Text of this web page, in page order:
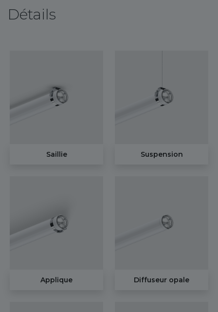
Détails
Saillie Suspension
Applique Diffuseur opale